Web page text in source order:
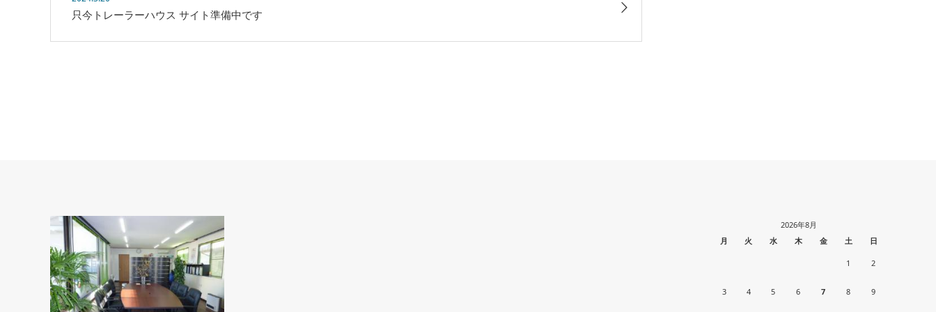
只今トレーラーハウス サイト準備中です
2026年8月
月
火 水 木 金 土 日
1 2
3 4 5 6 7 8 9